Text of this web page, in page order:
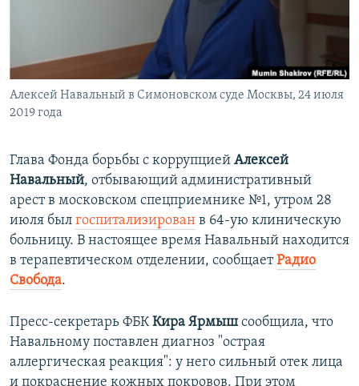
КРЫМ.НЕПОКОРЕННЫЙ
УКРАИНСКАЯ ПРОБЛЕМА КРЫМА
Все сайты RFE/RL
Алексей Навальный в Симоновском суде Москвы, 24 июля
2019 года
Глава Фонда борьбы с коррупцией Алексей
Навальный, отбывающий административный
арест в московском спецприемнике №1, утром 28
июля был госпитализирован в 64-ую клиническую
больницу. В настоящее время Навальный находится
в терапевтическом отделении, сообщаетРадио
Свобода.
Пресс-секретарь ФБККира Ярмыш сообщила, что
Навальному поставлен диагноз "острая
аллергическая реакция": у него сильный отек лица
и покраснение кожных покровов. При этом